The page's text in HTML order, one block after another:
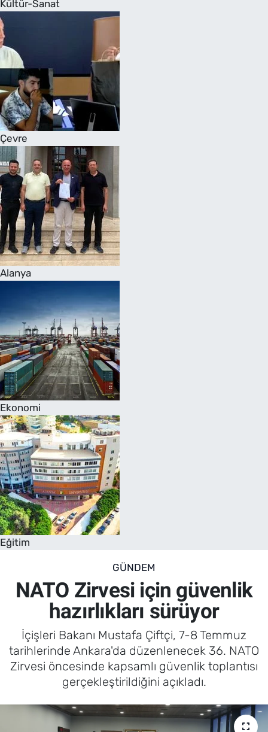
Kültür-Sanat
Çevre
Alanya
Ekonomi
Eğitim
GÜNDEM
NATO Zirvesi için güvenlik
hazırlıkları sürüyor
İçişleri Bakanı Mustafa Çiftçi, 7-8 Temmuz
tarihlerinde Ankara'da düzenlenecek 36. NATO
Zirvesi öncesinde kapsamlı güvenlik toplantısı
gerçekleştirildiğini açıkladı.